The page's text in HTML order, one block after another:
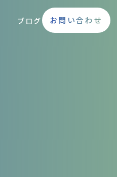
ブログ お問い合わせ